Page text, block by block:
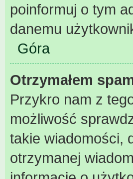
poinformuj o tym
danemu
Góra
Otrzymałem
Przykro nam z
możliwość
takie wiadomości,
otrzymanej